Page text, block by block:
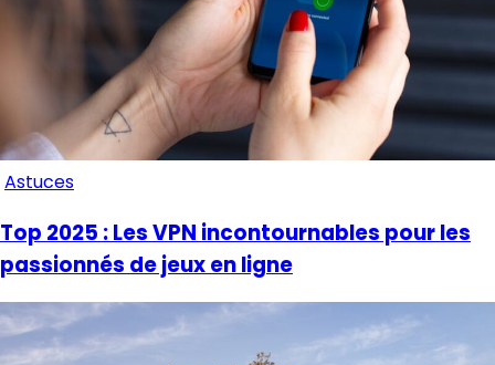
Astuces
Top 2025 : Les VPN incontournables pour les
passionnés de jeux en ligne